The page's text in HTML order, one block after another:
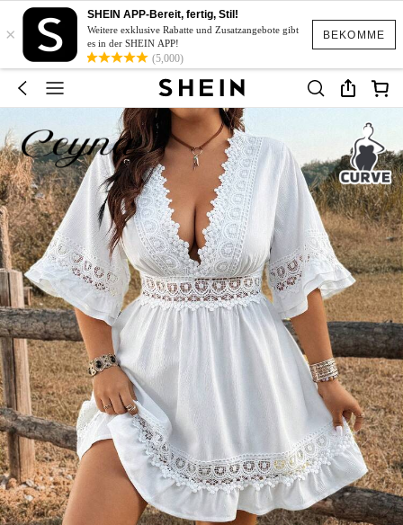
BEKOMME
×
SHEIN APP-Bereit, fertig, Stil!
Weitere exklusive Rabatte und Zusatzangebote gibt
es in der SHEIN APP!
(5,000)